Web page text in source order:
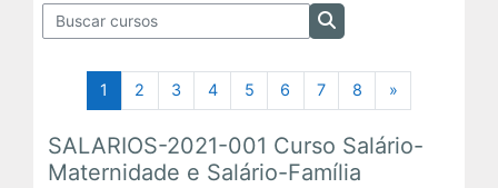
Em Andamento
Próximas Ofertas
Encerrados
Buscar cursos
Buscar cursos
1 Página 1
2 Página 2
3Página 3
4Página 4
5Página 5
6 Página 6
7Página 7
8Página 8
»Próxima
SALARIOS-2021-001 Curso Salário-
Maternidade e Salário-Família